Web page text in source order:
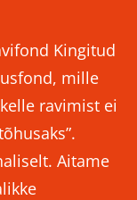
Kingitud
mille
ravimist ei
Aitame